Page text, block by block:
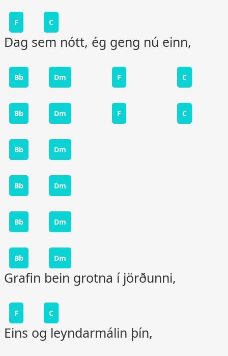
F C
Dag sem nótt, ég geng nú einn,
Bb Dm F C
Bb Dm F C
Bb Dm
Bb Dm
Bb Dm
Bb Dm
Grafin bein grotna í jörðunni,
F C
Eins og leyndarmálin þín,